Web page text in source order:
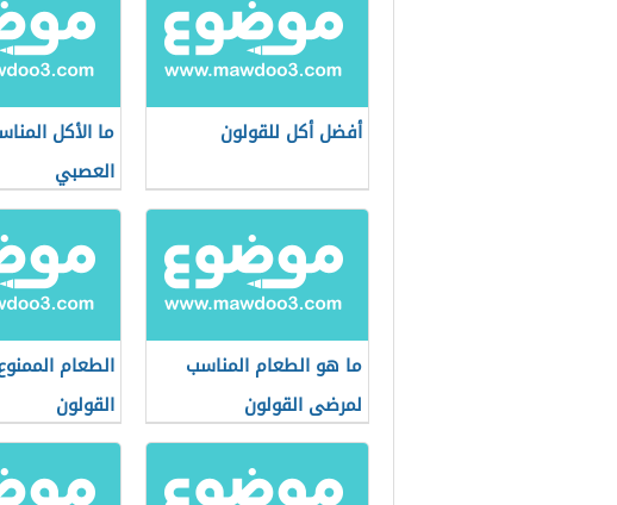
أفضل أكل للقولون
ما الأكل
العصبي
ما هو الطعام المناسب
لمرضى القولون
الطعام
القولون